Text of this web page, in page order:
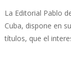
La Editorial Pablo
Cuba, dispone en
títulos, que el